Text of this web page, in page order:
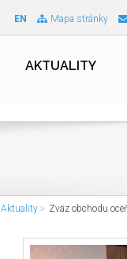
EN Mapa stránky
AKTUALITY
Aktuality Zväz obchodu